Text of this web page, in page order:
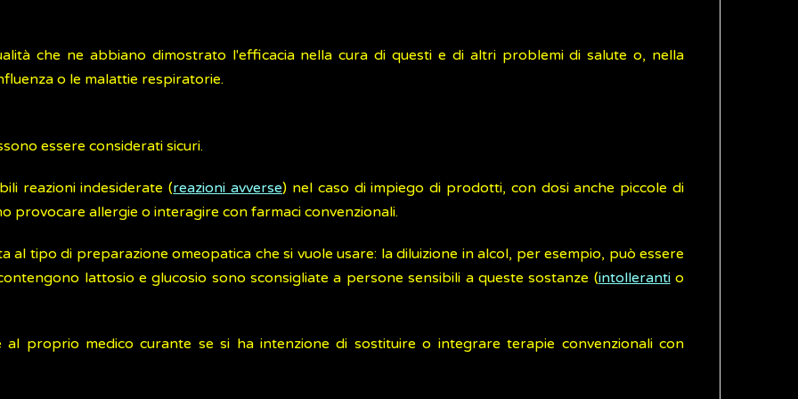
che ne abbiano dimostrato l'efficacia nella cura di questi e di altri problemi di salute o, nella
o le malattie respiratorie.
essere considerati sicuri.
reazioni indesiderate (reazioni avverse) nel caso di impiego di prodotti, con dosi anche piccole di
provocare allergie o interagire con farmaci convenzionali.
al tipo di preparazione omeopatica che si vuole usare: la diluizione in alcol, per esempio, può essere
lattosio e glucosio sono sconsigliate a persone sensibili a queste sostanze (intollerantio
proprio medico curante se si ha intenzione di sostituire o integrare terapie convenzionali con